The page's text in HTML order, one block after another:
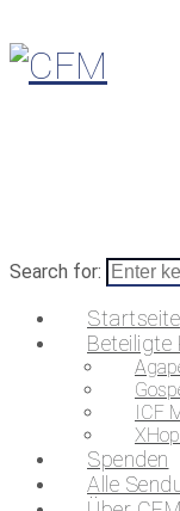
Search for:
Startseite
Beteiligte
ICF
Spenden
Alle